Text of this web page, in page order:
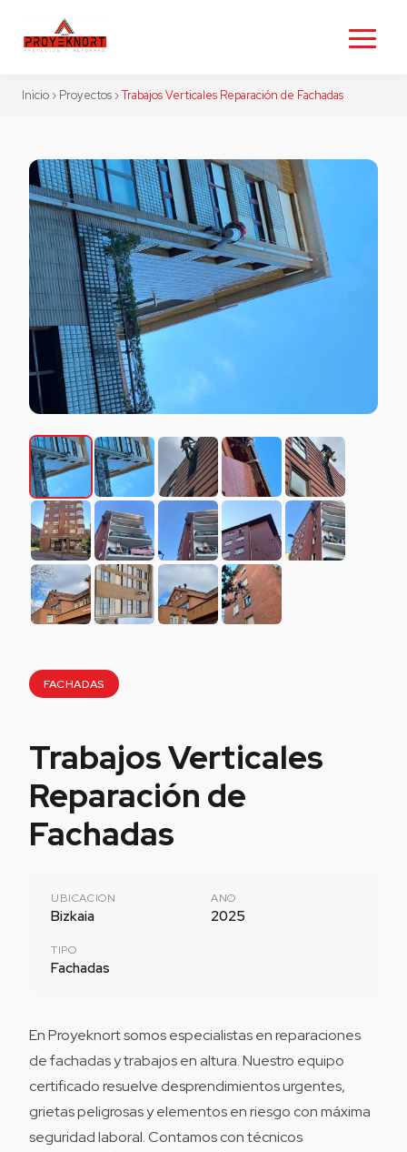
Inicio › Proyectos ›Trabajos Verticales Reparación de Fachadas
FACHADAS
Trabajos Verticales
Reparación de
Fachadas
UBICACION
Bizkaia
ANO
2025
TIPO
Fachadas
En Proyeknort somos especialistas en reparaciones
de fachadas y trabajos en altura. Nuestro equipo
certificado resuelve desprendimientos urgentes,
grietas peligrosas y elementos en riesgo con máxima
seguridad laboral. Contamos con técnicos